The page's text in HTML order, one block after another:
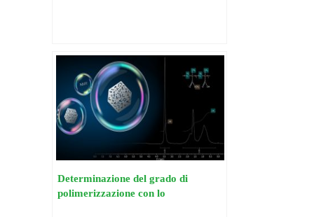
Determinazione del grado di
polimerizzazione con lo